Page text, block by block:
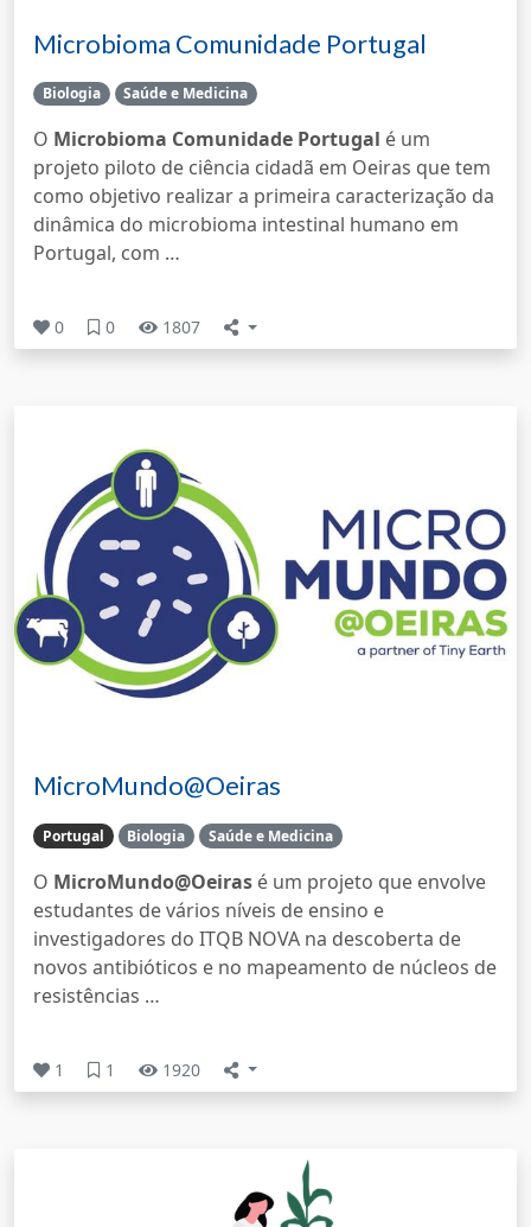
Microbioma Comunidade Portugal
Biologia Saúde e Medicina
O Microbioma Comunidade Portugal é um
projeto piloto de ciência cidadã em Oeiras que tem
como objetivo realizar a primeira caracterização da
dinâmica do microbioma intestinal humano em
Portugal, com …
0 0 1807
MicroMundo@Oeiras
Portugal Biologia Saúde e Medicina
O MicroMundo@Oeiras é um projeto que envolve
estudantes de vários níveis de ensino e
investigadores do ITQB NOVA na descoberta de
novos antibióticos e no mapeamento de núcleos de
resistências …
1 1 1920